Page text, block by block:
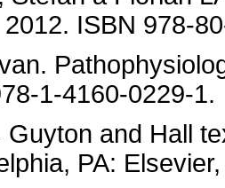
ISBN 978-
1-4160-0229-1.
Guyton and Hall
PA: